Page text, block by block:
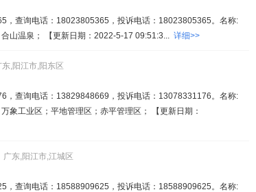
，查询电话：18023805365，投诉电话：18023805365。名称:
山温泉； 【更新日期：2022-5-17 09:51:3... 详细>>
东,阳江市,阳东区
，查询电话：13829848669，投诉电话：13078331176。名称:
象工业区；平地管理区；赤平管理区； 【更新日期：
广东,阳江市,江城区
，查询电话：18588909625，投诉电话：18588909625。名称: